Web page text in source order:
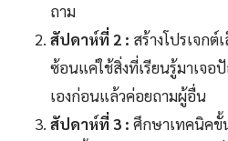
ถาม
สัปดาห์ที่ 2 : สร้างโปรเจกต์
ซ้อนแค่ใช้สิ่งที่เรียนรู้มาเจ
เองก่อนแล้วค่อยถามผู้อื่น
สัปดาห์ที่ 3 : ศึกษาเทคนิคขั้